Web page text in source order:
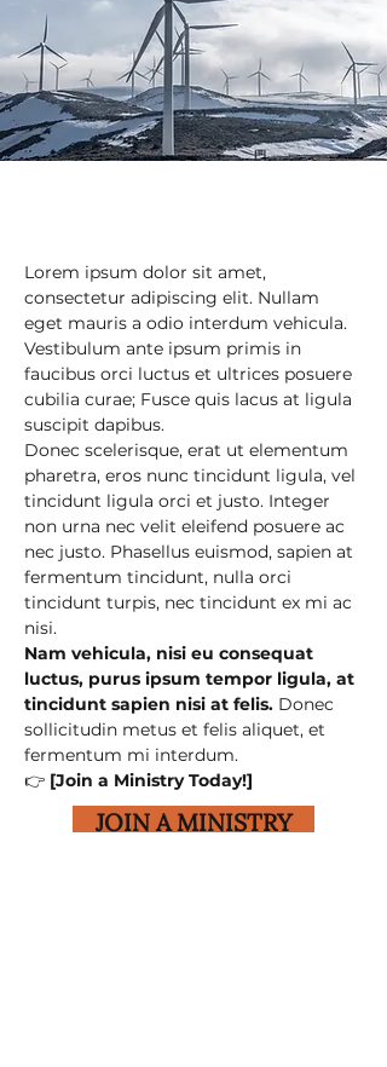
Lorem ipsum dolor sit amet,
consectetur adipiscing elit. Nullam
eget mauris a odio interdum vehicula.
Vestibulum ante ipsum primis in
faucibus orci luctus et ultrices posuere
cubilia curae; Fusce quis lacus at ligula
suscipit dapibus.
Donec scelerisque, erat ut elementum
pharetra, eros nunc tincidunt ligula, vel
tincidunt ligula orci et justo. Integer
non urna nec velit eleifend posuere ac
nec justo. Phasellus euismod, sapien at
fermentum tincidunt, nulla orci
tincidunt turpis, nec tincidunt ex mi ac
nisi.
Nam vehicula, nisi eu consequat
luctus, purus ipsum tempor ligula, at
tincidunt sapien nisi at felis. Donec
sollicitudin metus et felis aliquet, et
fermentum mi interdum.
👉 [Join a Ministry Today!]
JOIN A MINISTRY